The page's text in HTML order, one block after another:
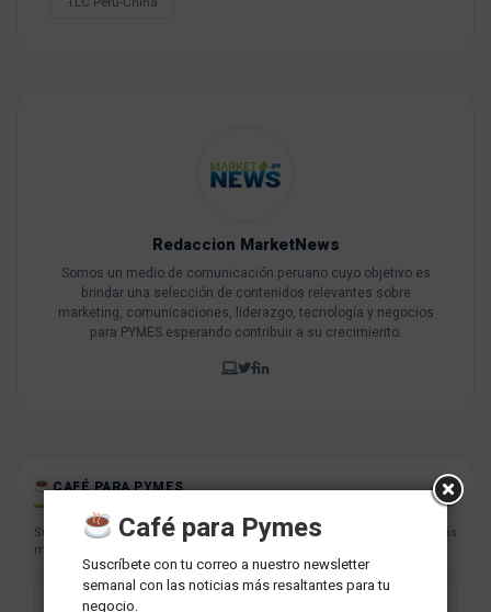
Redaccion MarketNews
Somos un medio de comunicación peruano cuyo objetivo es
brindar una selección de contenidos relevantes sobre
marketing, comunicaciones, liderazgo, tecnología y negocios
para PYMES esperando contribuir a su crecimiento.
CAFÉ PARA PYMES
Suscríbete con tu correo a nuestro newsletter semanal con las noticias
más resaltantes para tu negocio.
Café para Pymes
Suscríbete con tu correo a nuestro newsletter
semanal con las noticias más resaltantes para tu
negocio.